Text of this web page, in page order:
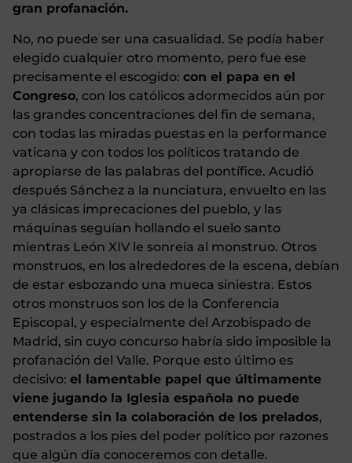
gran profanación.
No, no puede ser una casualidad. Se podía haber
elegido cualquier otro momento, pero fue ese
precisamente el escogido: con el papa en el
Congreso, con los católicos adormecidos aún por
las grandes concentraciones del fin de semana,
con todas las miradas puestas en la performance
vaticana y con todos los políticos tratando de
apropiarse de las palabras del pontífice. Acudió
después Sánchez a la nunciatura, envuelto en las
ya clásicas imprecaciones del pueblo, y las
máquinas seguían hollando el suelo santo
mientras León XIV le sonreía al monstruo. Otros
monstruos, en los alrededores de la escena, debían
de estar esbozando una mueca siniestra. Estos
otros monstruos son los de la Conferencia
Episcopal, y especialmente del Arzobispado de
Madrid, sin cuyo concurso habría sido imposible la
profanación del Valle. Porque esto último es
decisivo: el lamentable papel que últimamente
viene jugando la Iglesia española no puede
entenderse sin la colaboración de los prelados,
postrados a los pies del poder político por razones
que algún día conoceremos con detalle.